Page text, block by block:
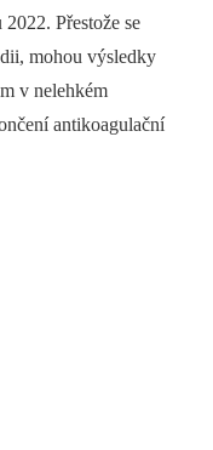
Přestože se
mohou výsledky
v nelehkém
antikoagulační